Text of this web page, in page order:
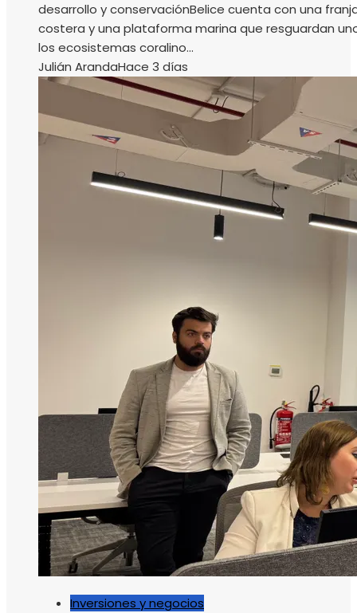
desarrollo y conservaciónBelice cuenta con una
costera y una plataforma marina que resguardan
los ecosistemas coralino...
Julián ArandaHace 3 días
Inversiones y negocios